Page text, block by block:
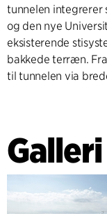
tunnelen integrerer
og den nye
eksisterende
bakkede terræn.
til tunnelen via
Med et konsistent
integrerer tunnelen
hver side af
sammen.
Galleri